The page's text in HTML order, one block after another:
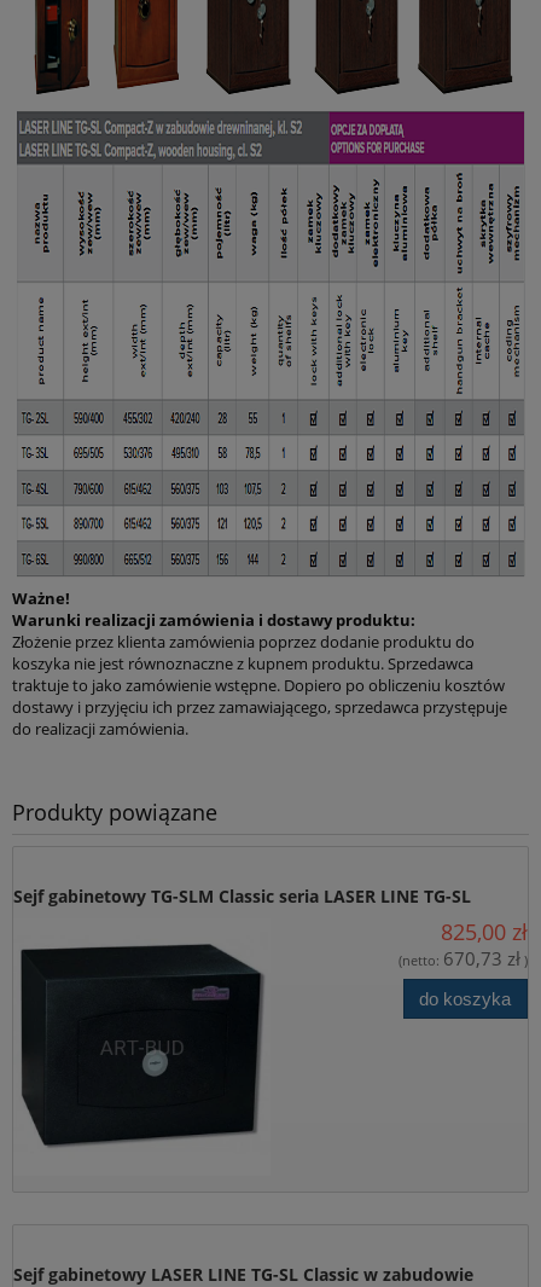
Ważne!
Warunki realizacji zamówienia i dostawy produktu:
Złożenie przez klienta zamówienia poprzez dodanie produktu do
koszyka nie jest równoznaczne z kupnem produktu. Sprzedawca
traktuje to jako zamówienie wstępne. Dopiero po obliczeniu kosztów
dostawy i przyjęciu ich przez zamawiającego, sprzedawca przystępuje
do realizacji zamówienia.
Produkty powiązane
Sejf gabinetowy TG-SLM Classic seria LASER LINE TG-SL
825,00 zł
(netto: 670,73 zł )
do koszyka
Sejf gabinetowy LASER LINE TG-SL Classic w zabudowie
*Jestem: Osobą fizyczną
Nazwa produktu:
*Treść zapytania:
W przypadku zainteresowania produktem w ilościach
większych niż 1 szt. należy podać potrzebną ilość (potrzebne
przy wycenie)
Wyrażam zgodę na przetwarzanie moich danych osobowych
dla potrzeb niezbędnych do realizacji zakupów w sklepie
internetowym artbud.pl. Oświadczam, że zostałam/em
poinformowana/y o tym, że: administratorem danych jest PW Art-
Bud Jan Lachowski, ul. Towarowa 28, 85-746 Bydgoszcz i
przysługuje mi prawo wglądu do swoich danych oraz ich
poprawianie, jak również cofnięcie zgody na przetwarzanie moich
danych osobowych.
Wyrażam zgodę na przesłanie informacji
handlowych/newslettara od firmy P.W. “ART-BUD” z siedzibą w
Bydgoszczy przy ul. Towarowej 28, na podany przeze mnie adres
e-mail, w celu marketingu bezpośredniego.
wyślij zapytanie.